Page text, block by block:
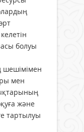
болуы
мен
және
тартылуы